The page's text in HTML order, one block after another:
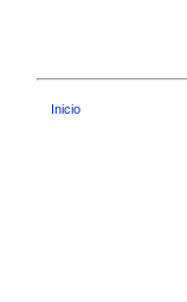
Inicio